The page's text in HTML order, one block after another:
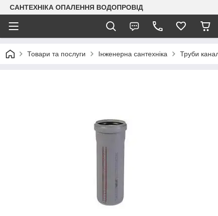
САНТЕХНІКА ОПАЛЕННЯ ВОДОПРОВІД
Товари та послуги Інженерна сантехніка Труби